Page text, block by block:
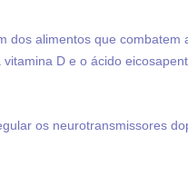
dos alimentos que combatem
D e o ácido
os neurotransmissores